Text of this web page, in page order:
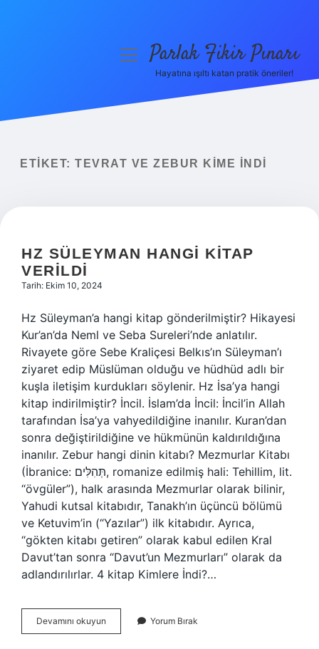
Yasal Uyarı
menüyüParlak Fikir Pınarı
Hayatına ışıltı katan pratik öneriler!
ETIKET: TEVRAT VE ZEBUR KIME INDI
HZ SÜLEYMAN HANGI KITAP
VERILDI
Tarih: Ekim 10, 2024
Hz Süleyman’a hangi kitap gönderilmiştir? Hikayesi
Kur’an’da Neml ve Seba Sureleri’nde anlatılır.
Rivayete göre Sebe Kraliçesi Belkıs’ın Süleyman’ı
ziyaret edip Müslüman olduğu ve hüdhüd adlı bir
kuşla iletişim kurdukları söylenir. Hz İsa’ya hangi
kitap indirilmiştir? İncil. İslam’da İncil: İncil’in Allah
tarafından İsa’ya vahyedildiğine inanılır. Kuran’dan
sonra değiştirildiğine ve hükmünün kaldırıldığına
inanılır. Zebur hangi dinin kitabı? Mezmurlar Kitabı
(İbranice: תְּהִלִּים‎, romanize edilmiş hali: Tehillim, lit.
“övgüler”), halk arasında Mezmurlar olarak bilinir,
Yahudi kutsal kitabıdır, Tanakh’ın üçüncü bölümü
ve Ketuvim’in (“Yazılar”) ilk kitabıdır. Ayrıca,
“gökten kitabı getiren” olarak kabul edilen Kral
Davut’tan sonra “Davut’un Mezmurları” olarak da
adlandırılırlar. 4 kitap Kimlere İndi?…
Devamını okuyun
Süleyman
Yorum Bırak